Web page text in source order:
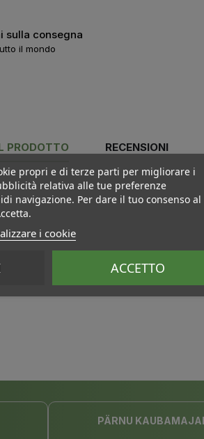
sulla consegna
il mondo
PRODOTTO RECENSIONI
PÄRNU
propri e di terze parti per migliorare i
relativa alle tue preferenze
navigazione. Per dare il tuo consenso al
i cookie
ACCETTO